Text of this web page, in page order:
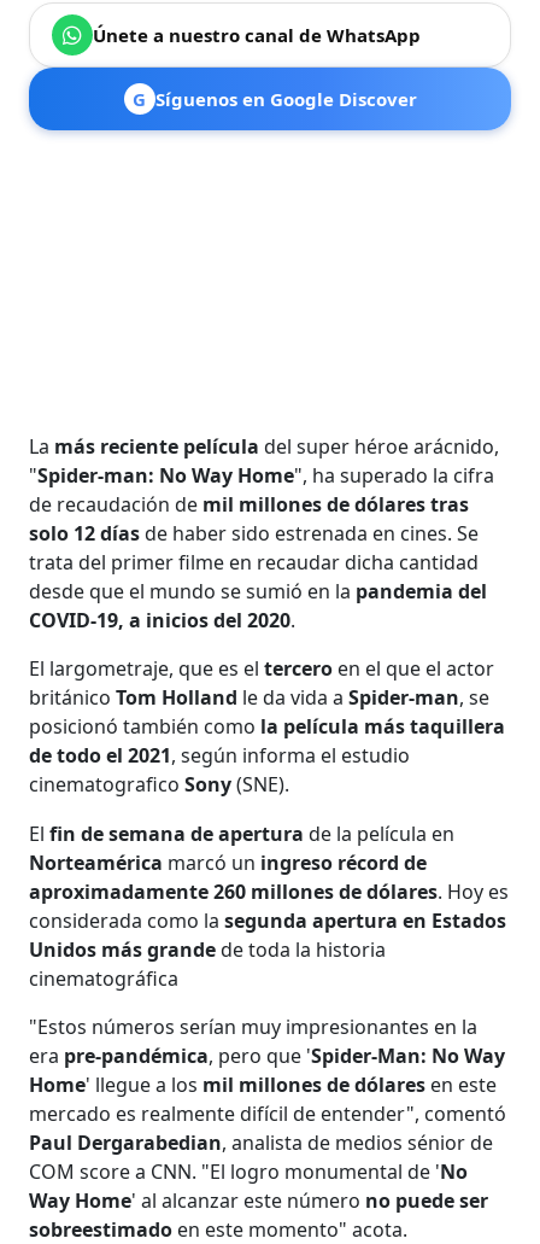
Únete a nuestro canal de WhatsApp
G Síguenos en Google Discover
La más reciente película del super héroe arácnido,
"Spider-man: No Way Home", ha superado la cifra
de recaudación de mil millones de dólares tras
solo 12 díasde haber sido estrenada en cines. Se
trata del primer filme en recaudar dicha cantidad
desde que el mundo se sumió en la pandemia del
COVID-19, a inicios del 2020.
El largometraje, que es eltercero en el que el actor
británicoTom Holland le da vida aSpider-man, se
posicionó también como la película más taquillera
de todo el 2021, según informa el estudio
cinematograficoSony(SNE).
Elfin de semana de aperturade la película en
Norteamérica marcó un ingreso récord de
aproximadamente 260 millones de dólares. Hoy es
considerada como lasegunda apertura en Estados
Unidos más grandede toda la historia
cinematográfica
"Estos números serían muy impresionantes en la
era pre-pandémica, pero que 'Spider-Man: No Way
Home' llegue a los mil millones de dólares en este
mercado es realmente difícil de entender", comentó
Paul Dergarabedian, analista de medios sénior de
COM score a CNN. "El logro monumental de 'No
Way Home' al alcanzar este número no puede ser
sobreestimado en este momento" acota.